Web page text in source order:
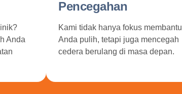
Anda
Pencegahan
Kami tidak hanya fokus membantu
Anda pulih, tetapi juga mencegah
cedera berulang di masa depan.